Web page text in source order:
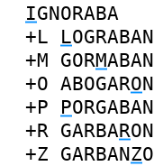
IGNORABA
+L LOGRABAN
+M GORMABAN
+O ABOGARON
+P PORGABAN
+R GARBARON
+Z GARBANZO